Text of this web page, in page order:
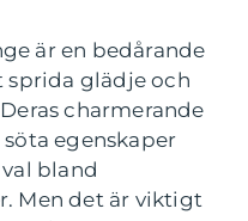
är en bedårande
sprida glädje och
charmerande
egenskaper
bland
Men det är viktigt